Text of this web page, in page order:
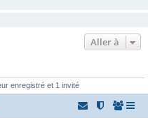
Aller à
enregistré et 1 invité